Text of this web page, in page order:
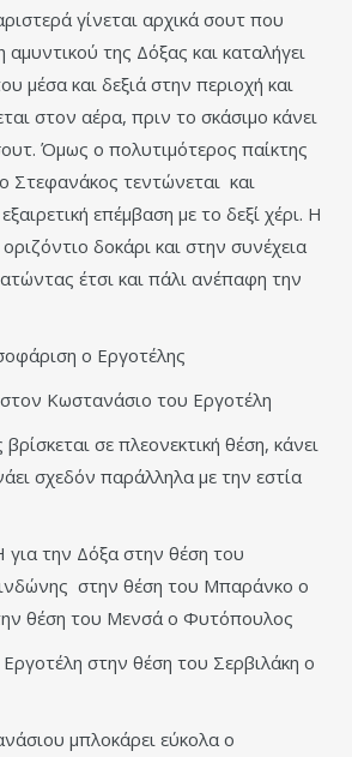
γίνεται αρχικά σουτ που
της Δόξας και καταλήγει
μέσα και δεξιά στην περιοχή και
στον αέρα, πριν το σκάσιμο κάνει
Όμως ο πολυτιμότερος παίκτης
Στεφανάκος τεντώνεται και
επέμβαση με το δεξί χέρι. Η
δοκάρι και στην συνέχεια
έτσι και πάλι ανέπαφη την
ο Εργοτέλης
Κωστανάσιο του Εργοτέλη
σε πλεονεκτική θέση, κάνει
σχεδόν παράλληλα με την εστία
την Δόξα στην θέση του
στην θέση του Μπαράνκο ο
θέση του Μενσά ο Φυτόπουλος
στην θέση του Σερβιλάκη ο
μπλοκάρει εύκολα ο